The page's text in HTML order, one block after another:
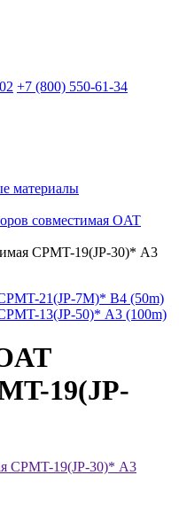
+7 (800) 550-61-34
материалы
совместимая OAT
CPMT-19(JP-30)* А3
21(JP-7M)* B4 (50m)
13(JP-50)* А3 (100m)
19(JP-